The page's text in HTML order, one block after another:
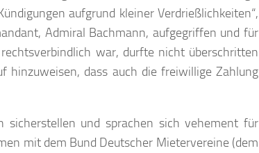
aufgrund kleiner Verdrießlichkeiten“,
Admiral Bachmann, aufgegriffen und für
war, durfte nicht überschritten
hinzuweisen, dass auch die freiwillige Zahlung
sicherstellen und sprachen sich vehement für
mit dem Bund Deutscher Mietervereine (dem